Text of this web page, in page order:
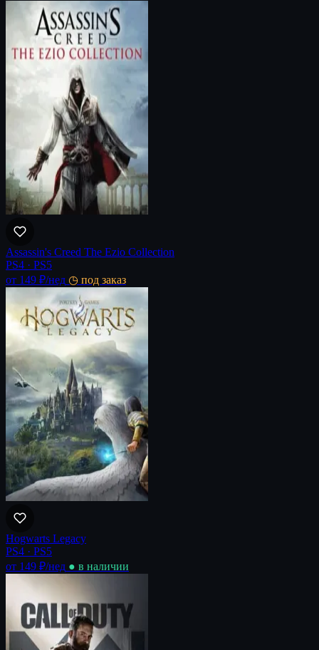
Assassin's Creed The Ezio Collection
PS4 · PS5
от 149 ₽/нед ◷ под заказ
Hogwarts Legacy
PS4 · PS5
от 149 ₽/нед ● в наличии